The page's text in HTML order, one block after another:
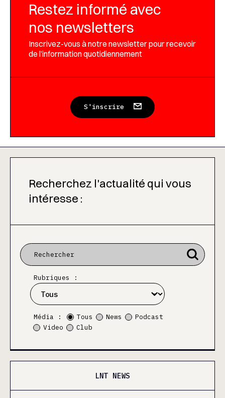
Restez informé avec
nos newsletters
Inscrivez-vous à notre newsletter pour recevoir
de l’information quotidiennement
S'inscrire
Recherchez l'actualité qui vous
intéresse :
Rubriques :
Média : Tous News
Podcast
Video
Club
LNT NEWS